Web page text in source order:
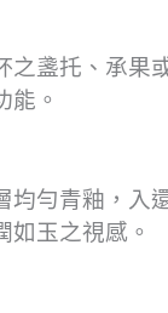
之盞托、承果
能。
均勻青釉，入
如玉之視感。